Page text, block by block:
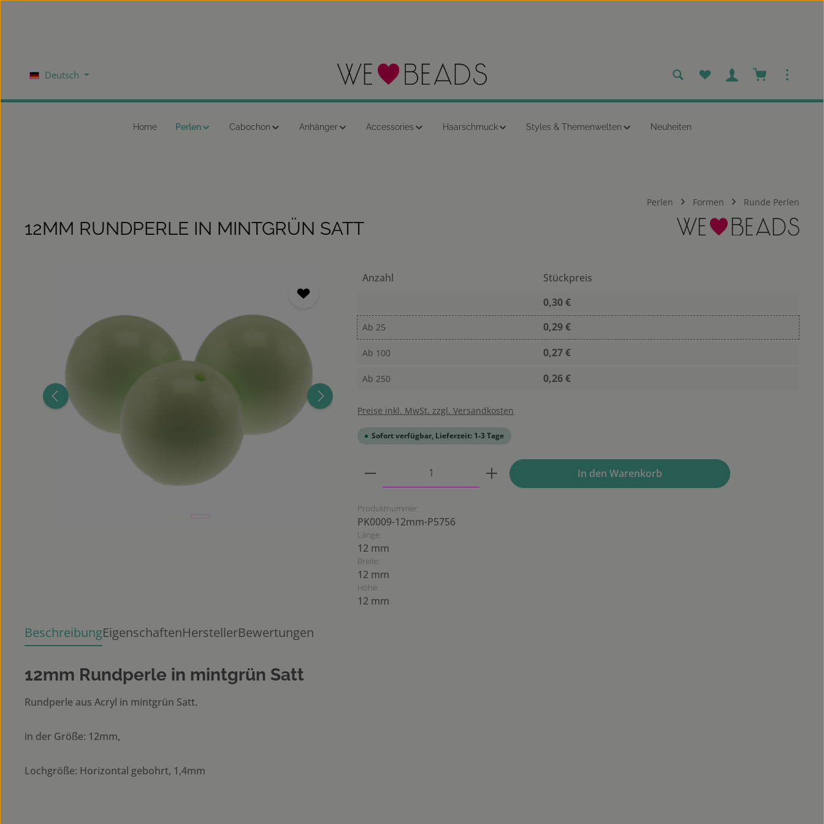
Deutsch Du hast 0 Produkte auf
Warenkorb
Home Perlen Cabochon Anhänger Accessories Haarschmuck Styles & Themenwelten Neuheiten
Perlen Formen Runde Perlen
12MM RUNDPERLE IN MINTGRÜN SATT
Anzahl
Stückpreis
0,30 €
Ab 25 0,29 €
Ab 100 0,27 €
Ab 250 0,26 €
Preise inkl. MwSt. zzgl. Versandkosten
Sofort verfügbar, Lieferzeit: 1-3 Tage
Produkt Anzahl: Gib den gewünschten Wert ein oder benutze
In den Warenkorb
Produktnummer:
PK0009-12mm-P5756
Länge:
12 mm
Breite:
12 mm
Höhe:
12 mm
BeschreibungEigenschaftenHerstellerBewertungen
12mm Rundperle in mintgrün Satt
Rundperle aus Acryl in mintgrün Satt.
in der Größe: 12mm,
Lochgröße: Horizontal gebohrt, 1,4mm